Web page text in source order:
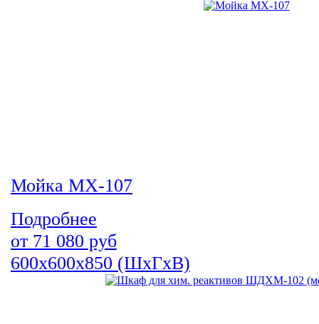
Мойка МХ-107
Подробнее
от 71 080 руб
600х600х850 (ШхГхВ)